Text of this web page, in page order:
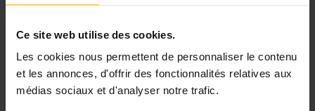
Ce site web utilise des cookies.
Les cookies nous permettent de personnaliser le contenu
et les annonces, d'offrir des fonctionnalités relatives aux
médias sociaux et d'analyser notre trafic.
DERNIER DOSSIER
DU SECTEUR SANTÉ
Voir les dossiers